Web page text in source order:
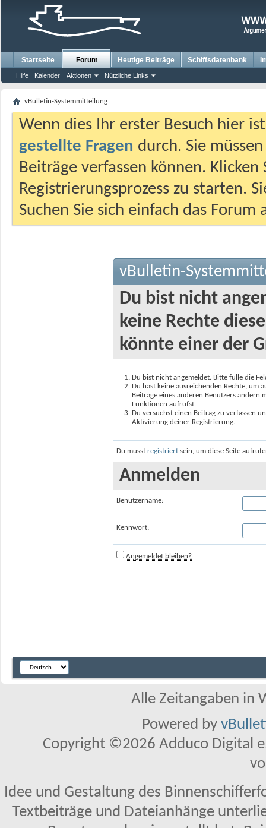
Startseite Forum
Hilfe Kalender Aktionen Nützliche Links
Heutige Beiträge Schiffsdatenbank
vBulletin-Systemmitteilung
Wenn dies Ihr erster Besuch hier
gestellte Fragen durch. Sie
Beiträge verfassen können.
Registrierungsprozess zu starten.
Suchen Sie sich einfach das
vBulletin-
Du bist nicht
keine Rechte
könnte einer der
Du bist nicht angemeldet. Bitte fülle die
Du hast keine ausreichenden Rechte, um
Beiträge eines anderen Benutzers
Funktionen aufrufst.
Du versuchst einen Beitrag zu verfassen
Aktivierung deiner Registrierung.
Du musst registriert sein, um diese Seite
Anmelden
Benutzername:
Kennwort:
Angemeldet bleiben?
Alle Zeitangaben in
Powered by
Copyright ©2026 Adduco Digital
Idee und Gestaltung des
Textbeiträge und Dateianhänge